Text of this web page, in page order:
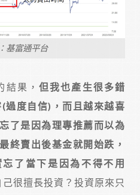
基富通平台
結果， 但我也產生很多錯
過度自信)，而且越來越喜
了是因為理專推薦而以為
終賣出後基金就開始跌，
了當下是因為不得不用
很擅長投資？投資原來只